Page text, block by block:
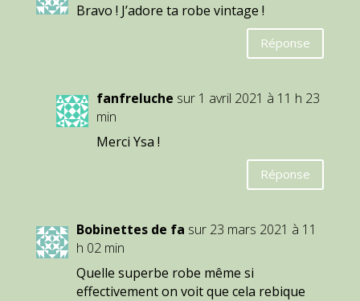
Bravo ! J’adore ta robe vintage !
Réponse
fanfreluche sur 1 avril 2021 à 11 h 23
min
Merci Ysa !
Réponse
Bobinettes de fa sur 23 mars 2021 à 11
h 02 min
Quelle superbe robe même si
effectivement on voit que cela rebique